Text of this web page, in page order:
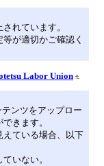
れています。
が適切かご確認く
Labor Union
ンツをアップロー
きます。
えている場合、以下
いない。